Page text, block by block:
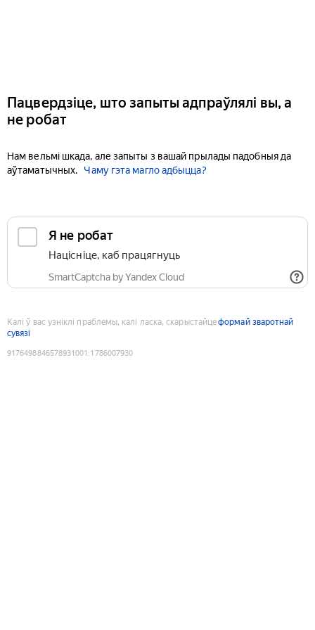
Пацвердзіце, што запыты адпраўлялі вы, а
не робат
Нам вельмі шкада, але запыты з вашай прылады падобныя да
аўтаматычных.
Чаму гэта магло адбыцца?
Я не робат
Націсніце, каб працягнуць
SmartCaptcha by Yandex Cloud
Калі ў вас узніклі праблемы, калі ласка, скарыстайцеформай зваротнай
сувязі
9176498846578931001 :1786007930